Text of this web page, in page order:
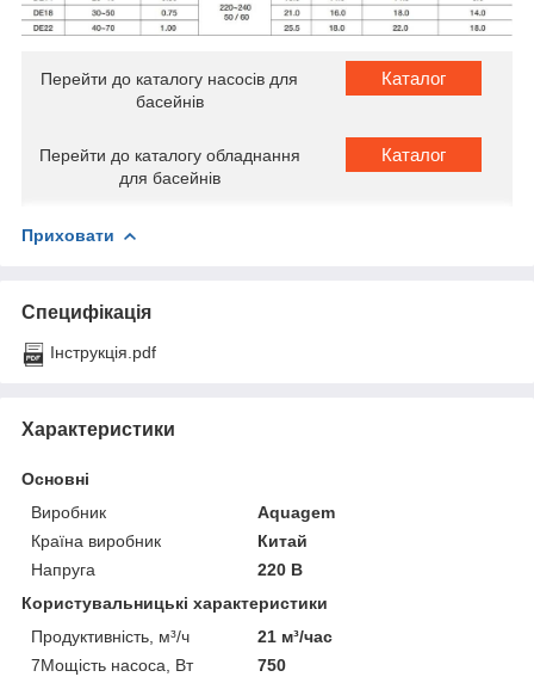
Перейти до каталогу насосів для
басейнів
Каталог
Перейти до каталогу обладнання
для басейнів
Каталог
Приховати
Специфікація
Інструкція.pdf
Характеристики
Основні
Виробник
Aquagem
Країна виробник
Китай
Напруга
220 В
Користувальницькі характеристики
Продуктивність, м³/ч
21 м³/час
7Мощість насоса, Вт
750